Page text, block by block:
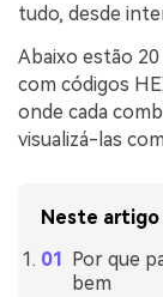
tudo, desde
Abaixo estão
com códigos
onde cada
visualizá-las
Neste artigo
Por que
bem